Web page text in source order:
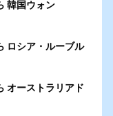
韓国ウォン
シア・ルーブル
ーストラリアド